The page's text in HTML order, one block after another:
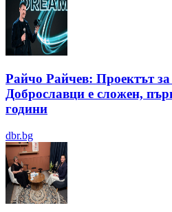
Райчо Райчев: Проектът
Доброславци е сложен,
години
dbr.bg